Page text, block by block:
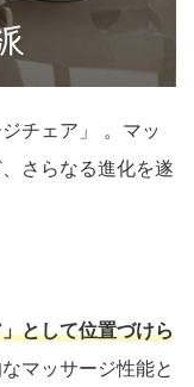
チェア」 。マッ
さらなる進化を遂
として位置づけら
マッサージ性能と